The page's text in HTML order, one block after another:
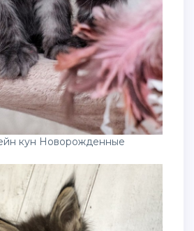
кун Новорожденные